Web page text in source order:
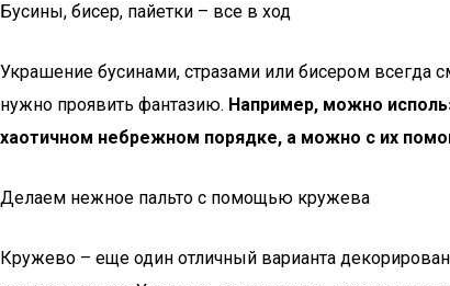
Бусины, бисер, пайетки – все в ход
Украшение бусинами, стразами или бисером
нужно проявить фантазию. Например, можно
хаотичном небрежном порядке, а можно с их
Делаем нежное пальто с помощью кружева
Кружево – еще один отличный варианта